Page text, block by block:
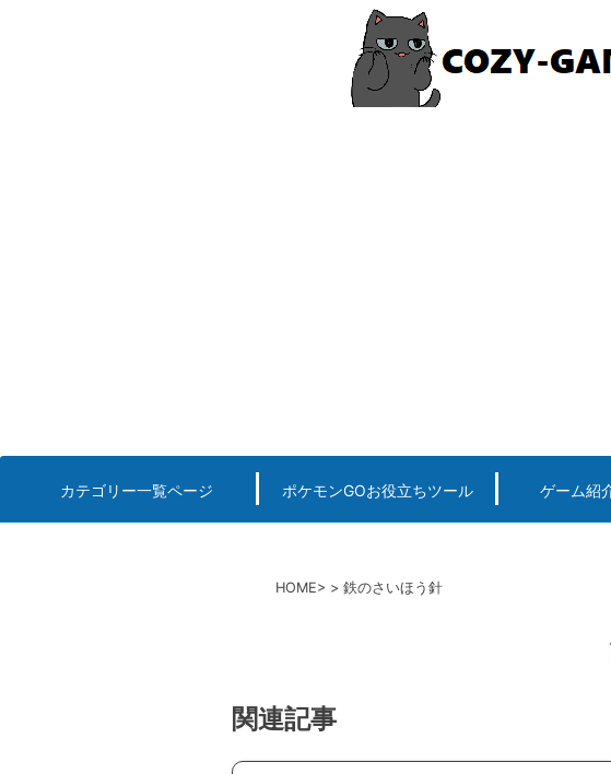
カテゴリー一覧ページ ポケモンGOお役立ちツール ゲーム紹
HOME 鉄のさいほう針
関連記事